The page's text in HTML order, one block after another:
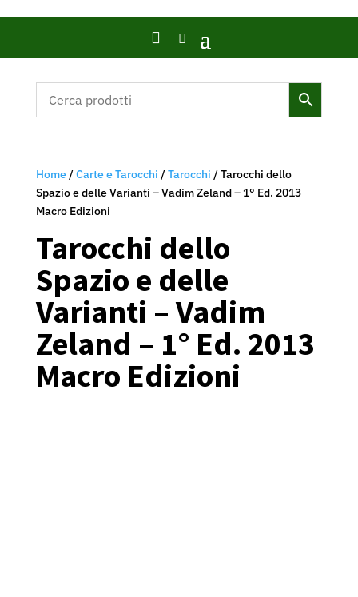

Home/Carte e Tarocchi /Tarocchi / Tarocchi dello
Spazio e delle Varianti – Vadim Zeland – 1° Ed. 2013
Macro Edizioni
Tarocchi dello
Spazio e delle
Varianti – Vadim
Zeland – 1° Ed. 2013
Macro Edizioni